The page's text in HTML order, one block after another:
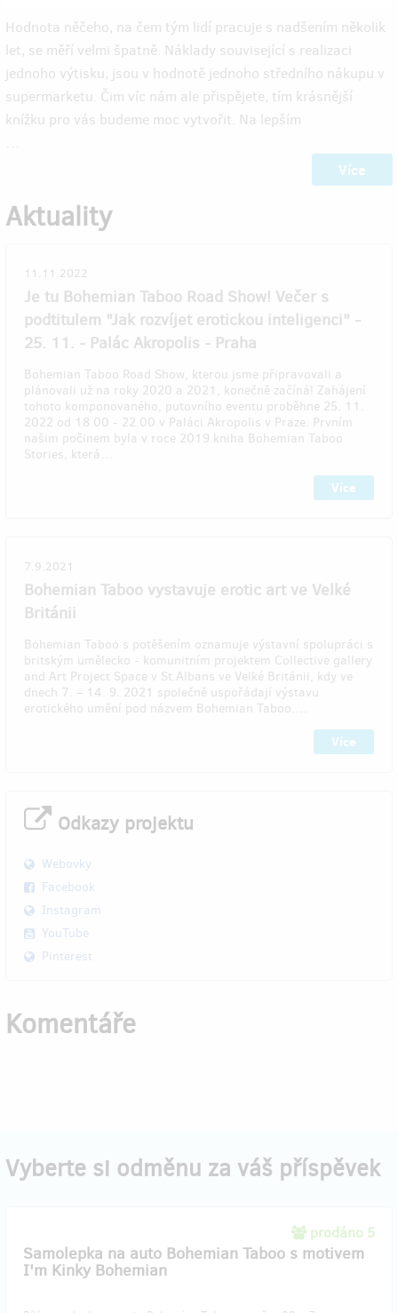
Hodnota něčeho, na čem tým lidí pracuje s nadšením několik
let, se měří velmi špatně. Náklady související s realizaci
jednoho výtisku, jsou v hodnotě jednoho středního nákupu v
supermarketu. Čim víc nám ale přispějete, tím krásnější
knížku pro vás budeme moc vytvořit. Na lepším
…
Více
Aktuality
11.11.2022
Je tu Bohemian Taboo Road Show! Večer s
podtitulem "Jak rozvíjet erotickou inteligenci" -
25. 11. - Palác Akropolis - Praha
Bohemian Taboo Road Show, kterou jsme připravovali a
plánovali už na roky 2020 a 2021, konečně začíná! Zahájení
tohoto komponovaného, putovního eventu proběhne 25. 11.
2022 od 18.00 - 22.00 v Paláci Akropolis v Praze. Prvním
našim počinem byla v roce 2019 kniha Bohemian Taboo
Stories, která…
Více
7.9.2021
Bohemian Taboo vystavuje erotic art ve Velké
Británii
Bohemian Taboo s potěšením oznamuje výstavní spolupráci s
britským umělecko - komunitním projektem Collective gallery
and Art Project Space v St.Albans ve Velké Británii, kdy ve
dnech 7. – 14. 9. 2021 společně uspořádají výstavu
erotického umění pod názvem Bohemian Taboo.…
Více
Odkazy projektu
Webovky
Facebook
Instagram
YouTube
Pinterest
Komentáře
Vyberte si odměnu za váš příspěvek
prodáno 5
Samolepka na auto Bohemian Taboo s motivem
I'm Kinky Bohemian